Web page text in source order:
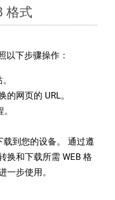
格式
以下步骤操作：
网页的 URL。
载到您的设备。 通过遵
换和下载所需 WEB 格
一步使用。